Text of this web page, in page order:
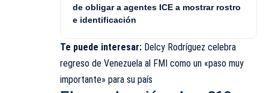
de obligar a agentes ICE a mostrar rostro
e identificación
Te puede interesar: Delcy Rodríguez celebra
regreso de Venezuela al FMI como un «paso muy
importante» para su país